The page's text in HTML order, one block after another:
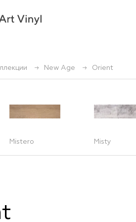
New Age Orient
Mistero Misty